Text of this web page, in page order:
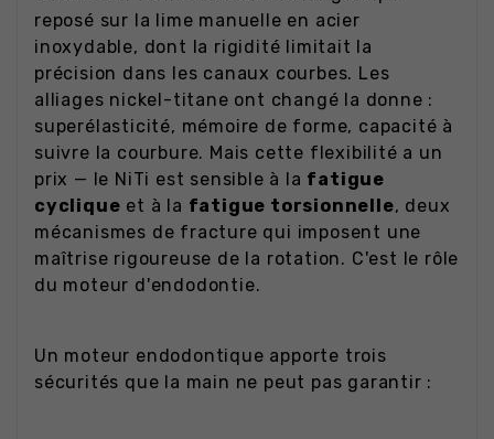
reposé sur la lime manuelle en acier
inoxydable, dont la rigidité limitait la
précision dans les canaux courbes. Les
alliages nickel-titane ont changé la donne :
superélasticité, mémoire de forme, capacité à
suivre la courbure. Mais cette flexibilité a un
prix — le NiTi est sensible à la fatigue
cyclique et à la fatigue torsionnelle, deux
mécanismes de fracture qui imposent une
maîtrise rigoureuse de la rotation. C'est le rôle
du moteur d'endodontie.
Un moteur endodontique apporte trois
sécurités que la main ne peut pas garantir :